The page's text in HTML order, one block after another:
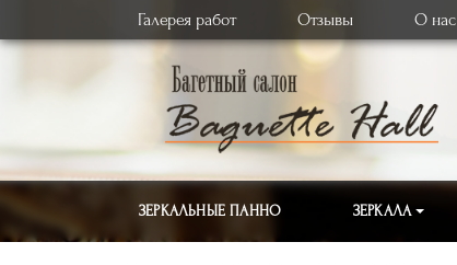
Галерея работ Отзывы О нас
ЗЕРКАЛЬНЫЕ ПАННО ЗЕРКАЛА